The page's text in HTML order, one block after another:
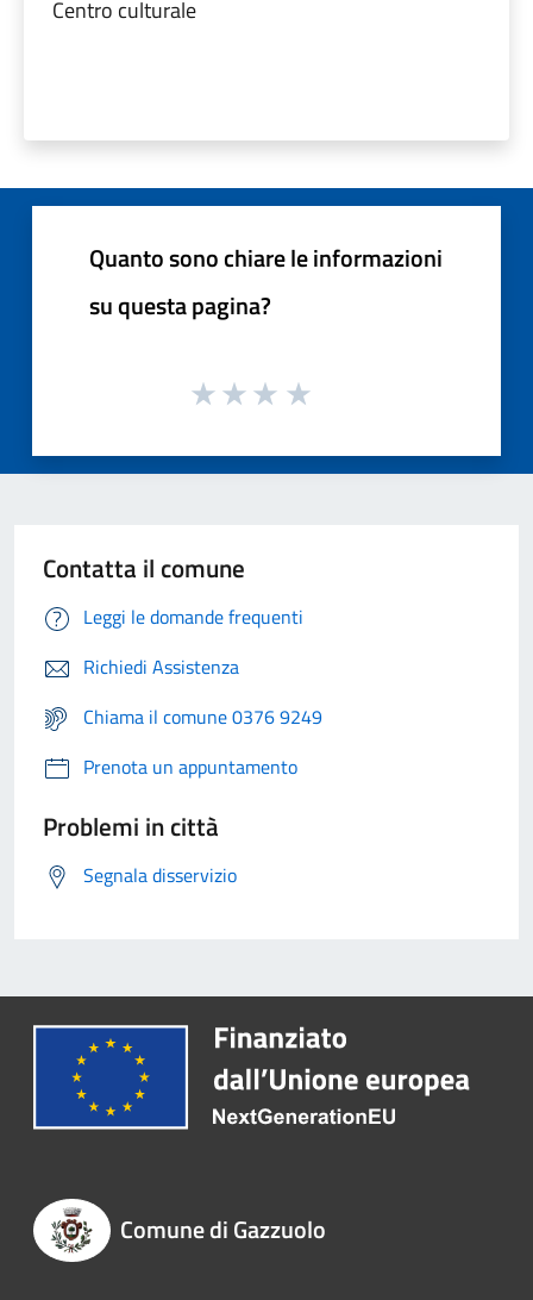
Centro culturale
Quanto sono chiare le informazioni
su questa pagina?
Contatta il comune
Leggi le domande frequenti
Richiedi Assistenza
Chiama il comune 0376 9249
Prenota un appuntamento
Problemi in città
Segnala disservizio
Comune di Gazzuolo